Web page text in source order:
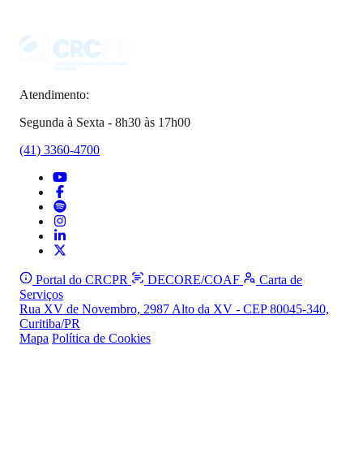
Atendimento:
Segunda à Sexta - 8h30 às 17h00
(41) 3360-4700
Portal do CRCPR DECORE/COAF
Carta de
Serviços
Rua XV de Novembro, 2987 Alto da XV - CEP 80045-340,
Curitiba/PR
Mapa Política de Cookies